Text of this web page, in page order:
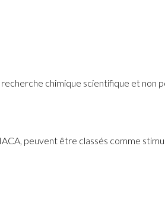
chimique scientifique et non
peuvent être classés comme